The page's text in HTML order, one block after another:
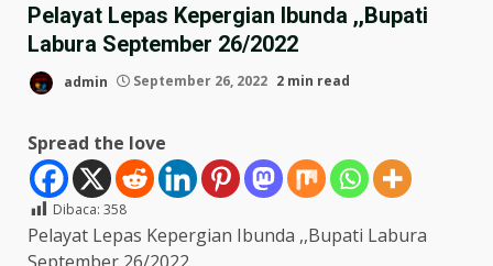
Pelayat Lepas Kepergian Ibunda ,,Bupati
Labura September 26/2022
admin September 26, 2022 2 min read
Spread the love
Dibaca: 358
Pelayat Lepas Kepergian Ibunda ,,Bupati Labura